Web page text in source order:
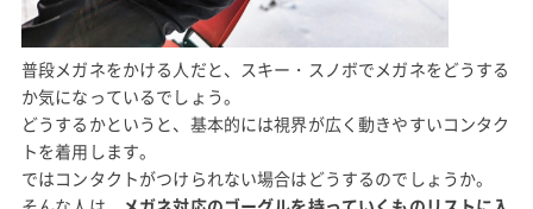
普段メガネをかける人だと、スキー・スノボでメガネをどうする
か気になっているでしょう。
どうするかというと、基本的には視界が広く動きやすいコンタク
トを着用します。
ではコンタクトがつけられない場合はどうするのでしょうか。